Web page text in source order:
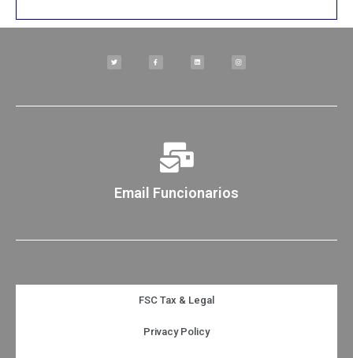
Email Funcionarios
FSC Tax & Legal
Privacy Policy